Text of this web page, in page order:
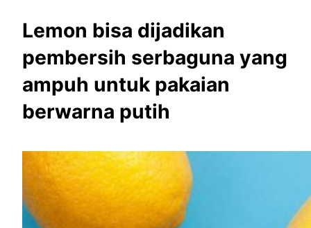
Lemon bisa dijadikan
pembersih serbaguna yang
ampuh untuk pakaian
berwarna putih